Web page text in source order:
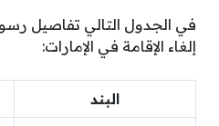
في الجدول التالي تفاصيل
إلغاء الإقامة في الإمارات:
البند